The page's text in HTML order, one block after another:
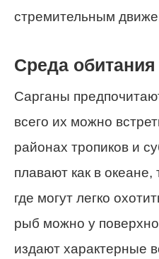
стремительным
Среда обитания
Сарганы
всего их можно
районах тропиков и
плавают как в океане,
где могут легко
рыб можно у
издают характерные